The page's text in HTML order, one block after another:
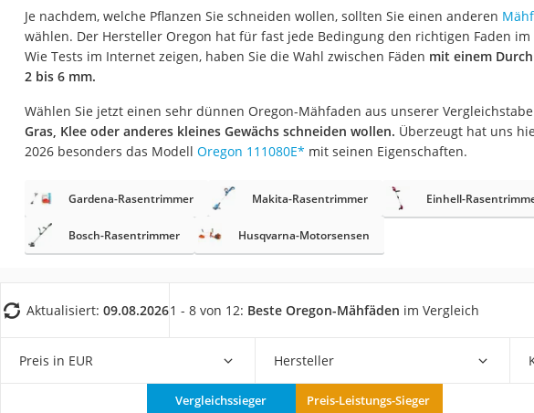
Split-Klimaanlage 2 Innengeräte
Pelletofen
Tiefbrunnenpumpe
Fliesenschneider
Doppelschleifer
Überwachungskamera
Benzinrasenmäher mit Elektrostart
Löschdecke
Winterharte Palmen
Gasdurchlauferhitzer
Je nachdem, welche Pflanzen Sie schneiden wollen, sollten Sie einen anderen
wählen. Der Hersteller Oregon hat für fast jede Bedingung den richtigen Faden im
Wie Tests im Internet zeigen, haben Sie die Wahl zwischen Fäden mit einem
2 bis 6 mm.
Wählen Sie jetzt einen sehr dünnen Oregon-Mähfaden aus unserer
Gras, Klee oder anderes kleines Gewächs schneiden wollen. Überzeugt hat uns
2026 besonders das Modell Oregon 111080E* mit seinen Eigenschaften.
Gardena-Rasentrimmer Makita-Rasentrimmer Einhell-
Bosch-Rasentrimmer Husqvarna-Motorsensen
Aktualisiert: 09.08.20261 - 8 von 12: Beste Oregon-Mähfäden im Vergleich
Preis in EUR Hersteller
Vergleichssieger Preis-Leistungs-Sieger